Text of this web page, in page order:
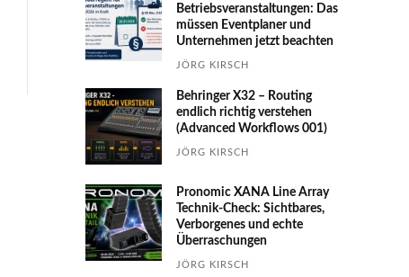
Betriebs­ver­an­stal­tungen: Das
müssen Event­planer und
Unter­nehmen jetzt beachten
JÖRG KIRSCH
Behringer X32 – Routing
endlich richtig verstehen
(Advanced Workflows 001)
JÖRG KIRSCH
Pronomic XANA Line Array
Technik-Check: Sichtbares,
Verborgenes und echte
Überraschungen
JÖRG KIRSCH